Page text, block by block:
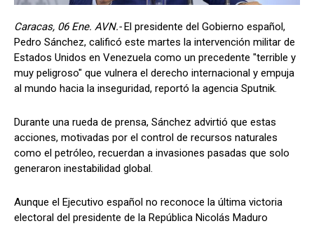
Caracas, 06 Ene. AVN.- El presidente del Gobierno español,
Pedro Sánchez, calificó este martes la intervención militar de
Estados Unidos en Venezuela como un precedente "terrible y
muy peligroso" que vulnera el derecho internacional y empuja
al mundo hacia la inseguridad, reportó la agencia Sputnik.
Durante una rueda de prensa, Sánchez advirtió que estas
acciones, motivadas por el control de recursos naturales
como el petróleo, recuerdan a invasiones pasadas que solo
generaron inestabilidad global.
Aunque el Ejecutivo español no reconoce la última victoria
electoral del presidente de la República Nicolás Maduro